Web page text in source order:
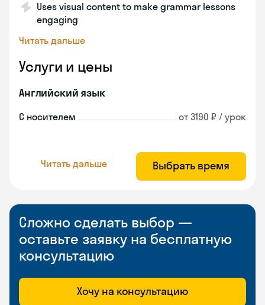
Uses visual content to make grammar lessons
engaging
Читать дальше
Услуги и цены
Английский язык
С носителем от 3190 ₽ / урок
Читать дальше Выбрать время
Сложно сделать выбор —
оставьте заявку на бесплатную
консультацию
Хочу на консультацию